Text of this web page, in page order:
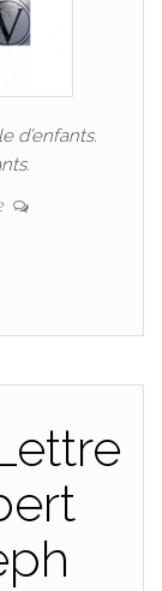
d’enfants.